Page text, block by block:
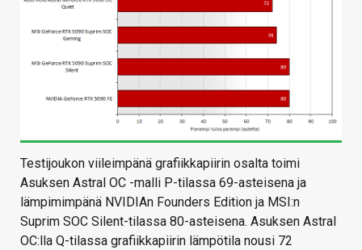
Testijoukon viileimpänä grafiikkapiirin osalta toimi
Asuksen Astral OC -malli P-tilassa 69-asteisena ja
lämpimimpänä NVIDIAn Founders Edition ja MSI:n
Suprim SOC Silent-tilassa 80-asteisena. Asuksen Astral
OC:lla Q-tilassa grafiikkapiirin lämpötila nousi 72